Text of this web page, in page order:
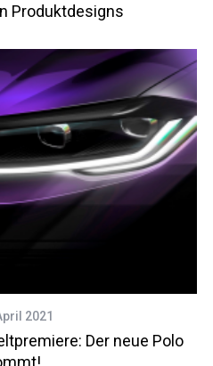
Produktdesigns
2021
Der neue Polo